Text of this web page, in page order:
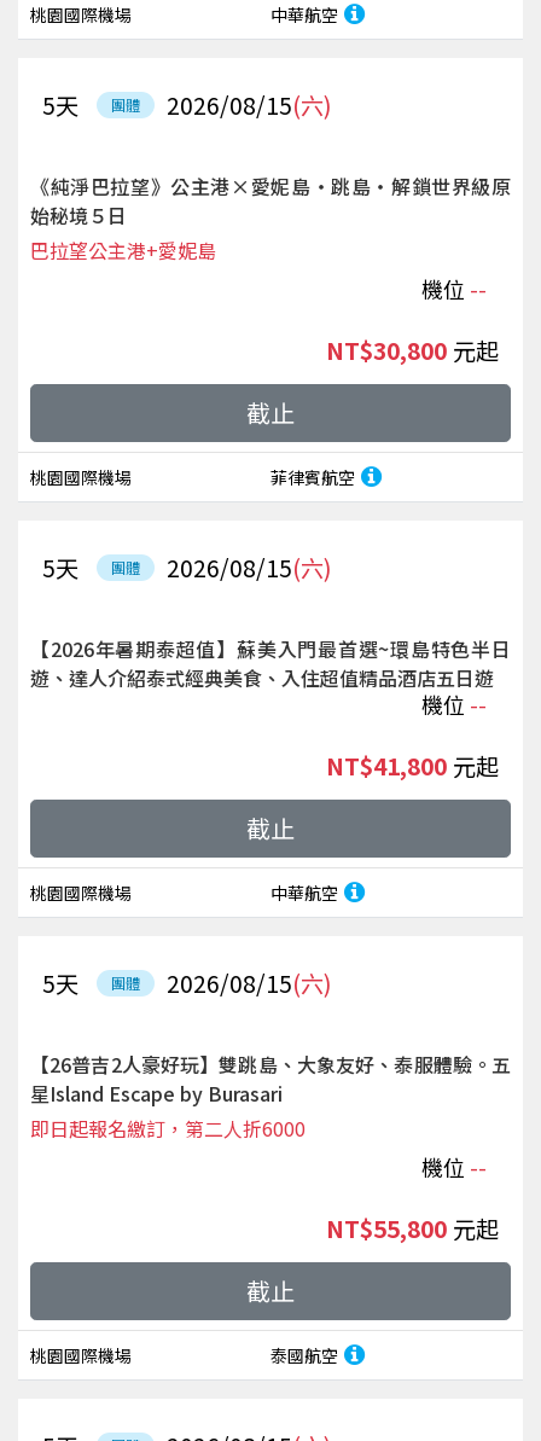
桃園國際機場 中華航空
團體 2026/08/15(六)
5天
《純淨巴拉望》公主港×愛妮島‧跳島‧解鎖世界級原
始秘境５日
機位 --
巴拉望公主港+愛妮島
桃園國際機場 菲律賓航空
NT$30,800 起
截止
團體 2026/08/15(六)
5天
【2026年暑期泰超值】蘇美入門最首選~環島特色半日
遊、達人介紹泰式經典美食、入住超值精品酒店五日遊
機位 --
桃園國際機場 中華航空
NT$41,800 起
截止
團體 2026/08/15(六)
5天
【26普吉2人豪好玩】雙跳島、大象友好、泰服體驗。五
星Island Escape by Burasari
機位 --
即日起報名繳訂，第二人折6000
桃園國際機場 泰國航空
NT$55,800 起
截止